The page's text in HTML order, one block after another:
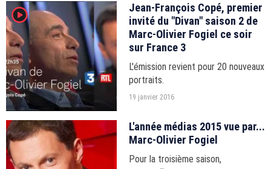
player2
Jean-François Copé, premier
invité du "Divan" saison 2 de
Marc-Olivier Fogiel ce soir
sur France 3
L'émission revient pour 20 nouveaux
portraits.
19 janvier 2016
L'année médias 2015 vue par...
Marc-Olivier Fogiel
Pour la troisième saison,